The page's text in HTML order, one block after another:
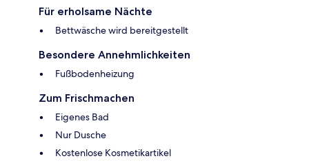
Für erholsame Nächte
Bettwäsche wird bereitgestellt
Besondere Annehmlichkeiten
Fußbodenheizung
Zum Frischmachen
Eigenes Bad
Nur Dusche
Kostenlose Kosmetikartikel